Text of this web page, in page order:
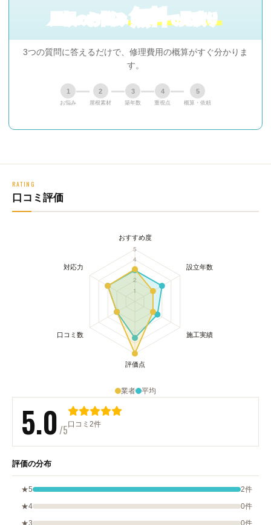
屋根 の お悩み無料で見積り
3つの質問に答えるだけで、修理費用の概算がすぐ分かりま
す。
1
お悩み
2
屋根素材
3
築年数
4
重視点
5
概算・依頼
RATING
口コミ評価
業者 平均
5.0/5口コミ2件
評価の分布
★5
2件
★4
0件
★3
0件